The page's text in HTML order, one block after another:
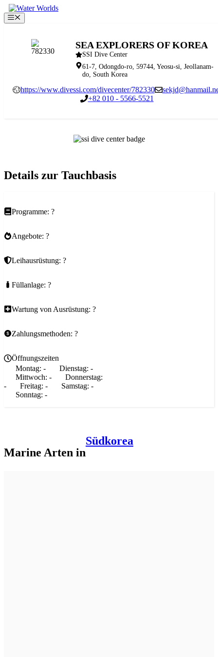
Zum
Inhalt
springen
Menü
SEA EXPLORERS OF KOREA
SSI Dive Center
61-7, Odongdo-ro, 59744, Yeosu-si, Jeollanam-
do, South Korea
https://www.divessi.com/divecenter/782330
+82 010 - 5566-5521
Details zur Tauchbasis
Programme: ?
Angebote: ?
Leihausrüstung: ?
Füllanlage: ?
Wartung von Ausrüstung: ?
Zahlungsmethoden: ?
Öffnungszeiten
Montag: - Dienstag: -
Mittwoch: -
Donnerstag:
-
Freitag: - Samstag: -
Sonntag: -
Marine Arten in
Südkorea